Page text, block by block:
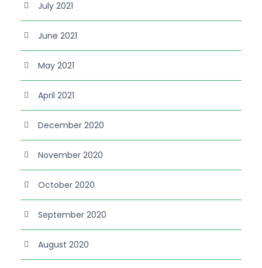
July 2021
June 2021
May 2021
April 2021
December 2020
November 2020
October 2020
September 2020
August 2020